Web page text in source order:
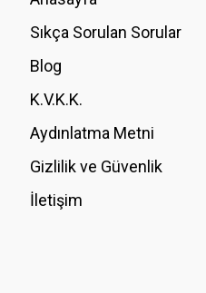
diğer sitelerden daha pahalı.
benzer farklı alternatifler olmalı.
Sıkça Sorulan Sorular
Blog
K.V.K.K.
Aydınlatma Metni
Gizlilik ve Güvenlik
İletişim